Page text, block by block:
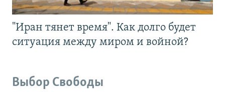
"Иран тянет время". Как долго будет
ситуация между миром и войной?
Выбор Свободы